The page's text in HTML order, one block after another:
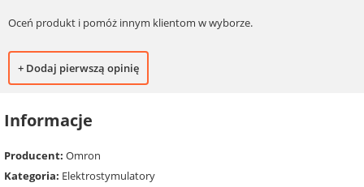
Oceń produkt i pomóż innym klientom w wyborze.
+ Dodaj pierwszą opinię
Informacje
Producent: Omron
Kategoria: Elektrostymulatory